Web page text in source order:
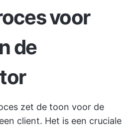
voor
de
zet de toon voor de
client. Het is een cruciale